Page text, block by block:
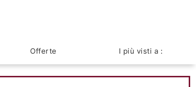
Offerte I più visti a :